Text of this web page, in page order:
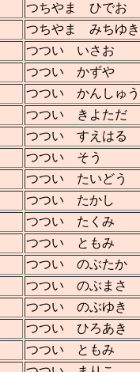
つちやま ひでお
つちやま みちゆき
つつい いさお
つつい かずや
つつい かんしゅう
つつい きよただ
つつい すえはる
つつい そう
つつい たいどう
つつい たかし
つつい たくみ
つつい ともみ
つつい のぶたか
つつい のぶまさ
つつい のぶゆき
つつい ひろあき
つつい ともみ